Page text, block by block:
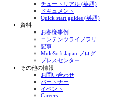
チュートリアル (英語)
ドキュメント
Quick start guides (英語)
資料
お客様事例
コンテンツライブラリ
記事
MuleSoft Japan ブログ
プレスセンター
その他の情報
お問い合わせ
パートナー
イベント
Careers